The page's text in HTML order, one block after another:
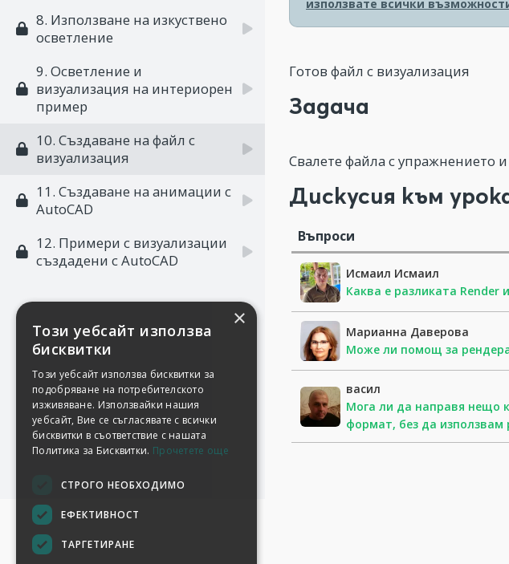
8. Използване на изкуствено
осветление
9. Осветление и
визуализация на интериорен
пример
10. Създаване на файл с
визуализация
11. Създаване на анимации с
AutoCAD
12. Примери с визуализации
създадени с AutoCAD
използвате всички
Готов файл с визуализация
Задача
Свалете файла с упражнението
Дискусия към
Въпроси
Исмаил Исмаил
Каква е разликата Render
Марианна Даверова
Може ли помощ за
васил
Мога ли да направя нещо
формат, без да използвам
×
Този уебсайт използва
бисквитки
Този уебсайт използва бисквитки за
подобряване на потребителското
изживяване. Използвайки нашия
уебсайт, Вие се съгласявате с всички
бисквитки в съответствие с нашата
Политика за Бисквитки. Прочетете още
СТРОГО НЕОБХОДИМО
ЕФЕКТИВНОСТ
ТАРГЕТИРАНЕ